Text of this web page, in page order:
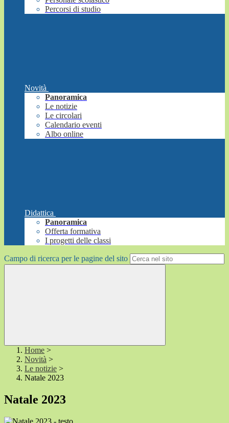
Percorsi di studio
Novità
Panoramica
Le notizie
Le circolari
Calendario eventi
Albo online
Didattica
Panoramica
Offerta formativa
I progetti delle classi
Campo di ricerca per le pagine del sito
Home >
Novità >
Le notizie >
Natale 2023
Natale 2023